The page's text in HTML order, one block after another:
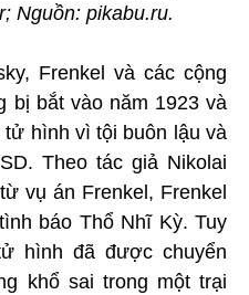
Nguồn: pikabu.ru.
Frenkel và các cộng
bị bắt vào năm 1923 và
tử hình vì tội buôn lậu và
Theo tác giả Nikolai
vụ án Frenkel, Frenkel
báo Thổ Nhĩ Kỳ. Tuy
hình đã được chuyển
khổ sai trong một trại